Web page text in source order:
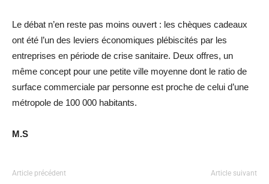
Le débat n’en reste pas moins ouvert : les chèques cadeaux
ont été l’un des leviers économiques plébiscités par les
entreprises en période de crise sanitaire. Deux offres, un
même concept pour une petite ville moyenne dont le ratio de
surface commerciale par personne est proche de celui d’une
métropole de 100 000 habitants.
M.S
Article précédent Article suivant